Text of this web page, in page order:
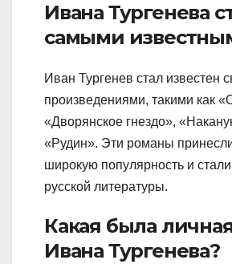
Ивана Тургенева
самыми
Иван Тургенев стал известен
произведениями, такими как
«Дворянское гнездо»,
«Рудин». Эти романы
широкую популярность и стали
русской литературы.
Какая была
Ивана Тургенева?